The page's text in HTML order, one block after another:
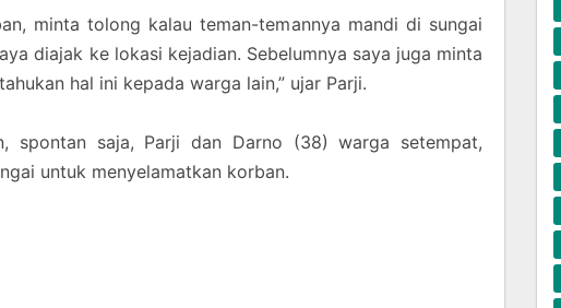
minta tolong kalau teman-temannya mandi di sungai
diajak ke lokasi kejadian. Sebelumnya saya juga minta
hal ini kepada warga lain,” ujar Parji.
spontan saja, Parji dan Darno (38) warga setempat,
untuk menyelamatkan korban.